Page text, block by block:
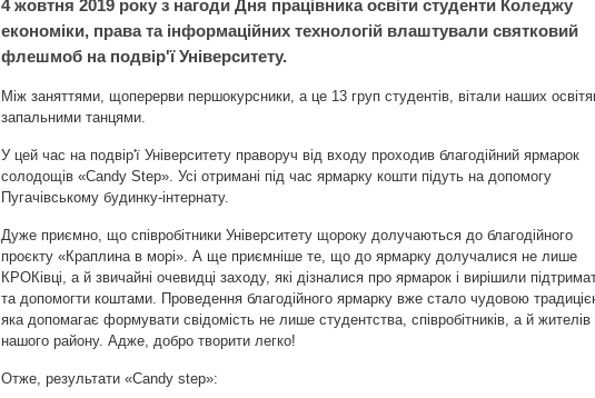
4 жовтня 2019 року з нагоди Дня працівника освіти студенти Коледжу
економіки, права та інформаційних технологій влаштували святковий
флешмоб на подвір'ї Університету.
Між заняттями, щоперерви першокурсники, а це 13 груп студентів, вітали наших
запальними танцями.
У цей час на подвір'ї Університету праворуч від входу проходив благодійний ярмарок
солодощів «Candy Step». Усі отримані під час ярмарку кошти підуть на допомогу
Пугачівському будинку-інтернату.
Дуже приємно, що співробітники Університету щороку долучаються до благодійного
проєкту «Краплина в морі». А ще приємніше те, що до ярмарку долучалися не лише
КРОКівці, а й звичайні очевидці заходу, які дізналися про ярмарок і вирішили
та допомогти коштами. Проведення благодійного ярмарку вже стало чудовою
яка допомагає формувати свідомість не лише студентства, співробітників, а й жителів
нашого району. Адже, добро творити легко!
Отже, результати «Candy step»: